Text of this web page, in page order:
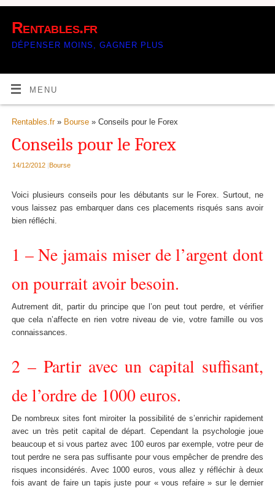
Rentables.fr
DÉPENSER MOINS, GAGNER PLUS
MENU
Rentables.fr» Bourse» Conseils pour le Forex
Conseils pour le Forex
14/12/2012 |Bourse
Voici plusieurs conseils pour les débutants sur le Forex. Surtout, ne
vous laissez pas embarquer dans ces placements risqués sans avoir
bien réfléchi.
1 – Ne jamais miser de l’argent dont
on pourrait avoir besoin.
Autrement dit, partir du principe que l’on peut tout perdre, et vérifier
que cela n’affecte en rien votre niveau de vie, votre famille ou vos
connaissances.
2 – Partir avec un capital suffisant,
de l’ordre de 1000 euros.
De nombreux sites font miroiter la possibilité de s’enrichir rapidement
avec un très petit capital de départ. Cependant la psychologie joue
beaucoup et si vous partez avec 100 euros par exemple, votre peur de
tout perdre ne sera pas suffisante pour vous empêcher de prendre des
risques inconsidérés. Avec 1000 euros, vous allez y réfléchir à deux
fois avant de faire un tapis juste pour « vous refaire » sur le dernier